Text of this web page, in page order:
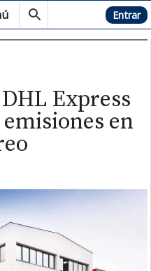
Hemeroteca Entrar
Express
en